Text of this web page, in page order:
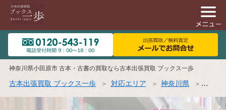
神奈川県小田原市 古本・古書の買取なら古本出張買取 ブックス一歩
古本出張買取 ブックス一歩 対応エリア 神奈川県 小田原